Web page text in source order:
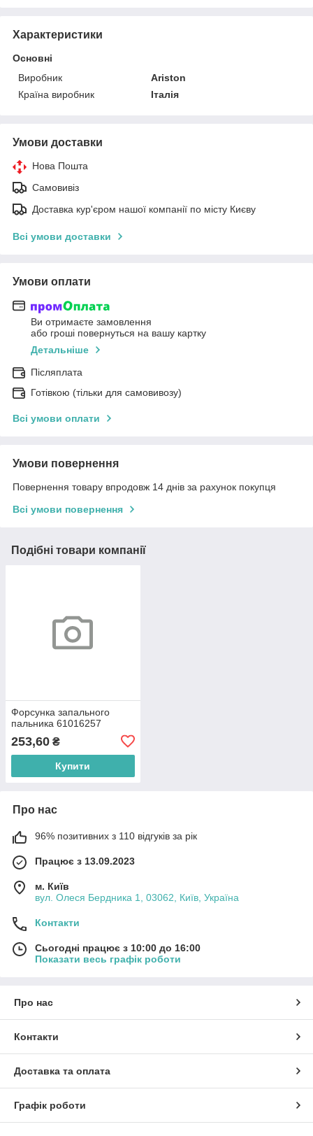
Характеристики
Основні
Виробник
Ariston
Країна виробник
Італія
Умови доставки
Нова Пошта
Самовивіз
Доставка кур'єром нашої компанії по місту Києву
Всі умови доставки
Умови оплати
Ви отримаєте замовлення
або гроші повернуться на вашу картку
Детальніше
Післяплата
Готівкою (тільки для самовивозу)
Всі умови оплати
Умови повернення
Повернення товару впродовж 14 днів за рахунок покупця
Всі умови повернення
Подібні товари компанії
Форсунка запального
пальника 61016257
253,60 ₴
Купити
Про нас
96% позитивних з 110 відгуків за рік
Працює з 13.09.2023
м. Київ
вул. Олеся Бердника 1, 03062, Київ, Україна
Контакти
Сьогодні працює з 10:00 до 16:00
Показати весь графік роботи
Про нас
Контакти
Доставка та оплата
Графік роботи